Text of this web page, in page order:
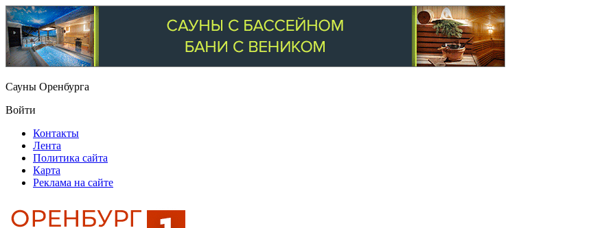
Сауны Оренбурга
Войти
Контакты
Лента
Политика сайта
Карта
Реклама на сайте